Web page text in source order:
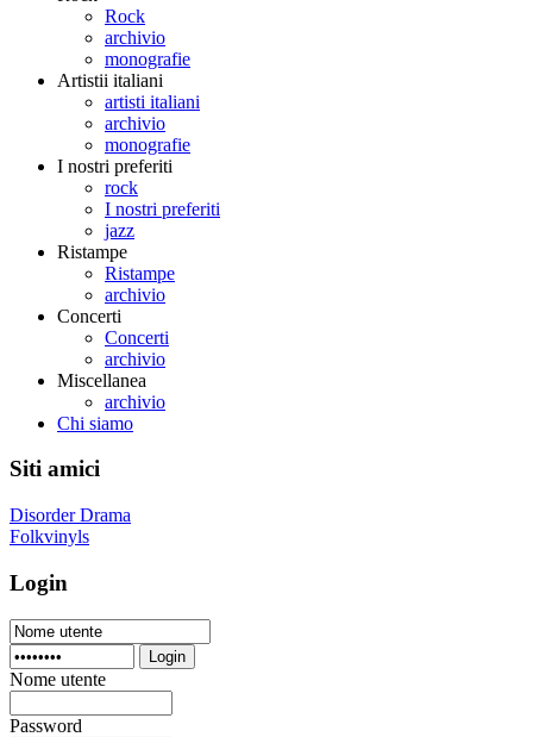
Rock
archivio
monografie
Artistii italiani
artisti italiani
archivio
monografie
I nostri preferiti
rock
I nostri preferiti
jazz
Ristampe
Ristampe
archivio
Concerti
Concerti
archivio
Miscellanea
archivio
Chi siamo
Siti amici
Disorder Drama
Folkvinyls
Login
Login
Nome utente
Password